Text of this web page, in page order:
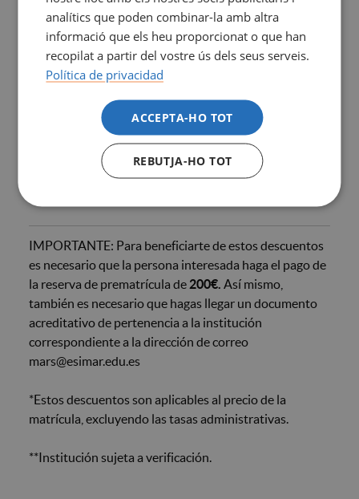
IMPORTANT: Per beneficiar-te d'aquests descomptes
caldrà que la persona interessada faci el pagament de
la reserva de prematrícula de200 €.Així mateix, caldrà
que facis arribar un document acreditatiu de
pertinença a la institució corresponent a l'adreça de
correu mars@esimar.edu.es
*Aquests descomptes són aplicables al preu de la
matrícula, excloent les taxes administratives.
IMPORTANTE: Para beneficiarte de estos descuentos
es necesario que la persona interesada haga el pago de
la reserva de prematrícula de 200€. Así mismo,
también es necesario que hagas llegar un documento
acreditativo de pertenencia a la institución
correspondiente a la dirección de correo
mars@esimar.edu.es
*Estos descuentos son aplicables al precio de la
matrícula, excluyendo las tasas administrativas.
**Institución sujeta a verificación.
analítics que poden combinar-la amb altra
informació que els heu proporcionat o que han
recopilat a partir del vostre ús dels seus serveis.
Política de privacidad
ACCEPTA-HO TOT
REBUTJA-HO TOT